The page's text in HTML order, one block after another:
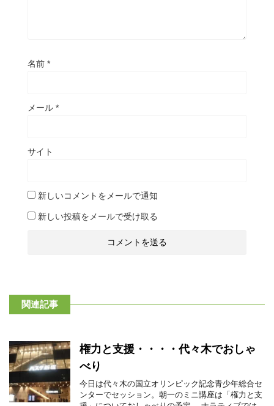
名前 *
メール *
サイト
新しいコメントをメールで通知
新しい投稿をメールで受け取る
関連記事
権力と支援・・・・代々木でおしゃ
べり
今日は代々木の国立オリンピック記念青少年総合セ
ンターでセッション。朝一のミニ講座は「権力と支